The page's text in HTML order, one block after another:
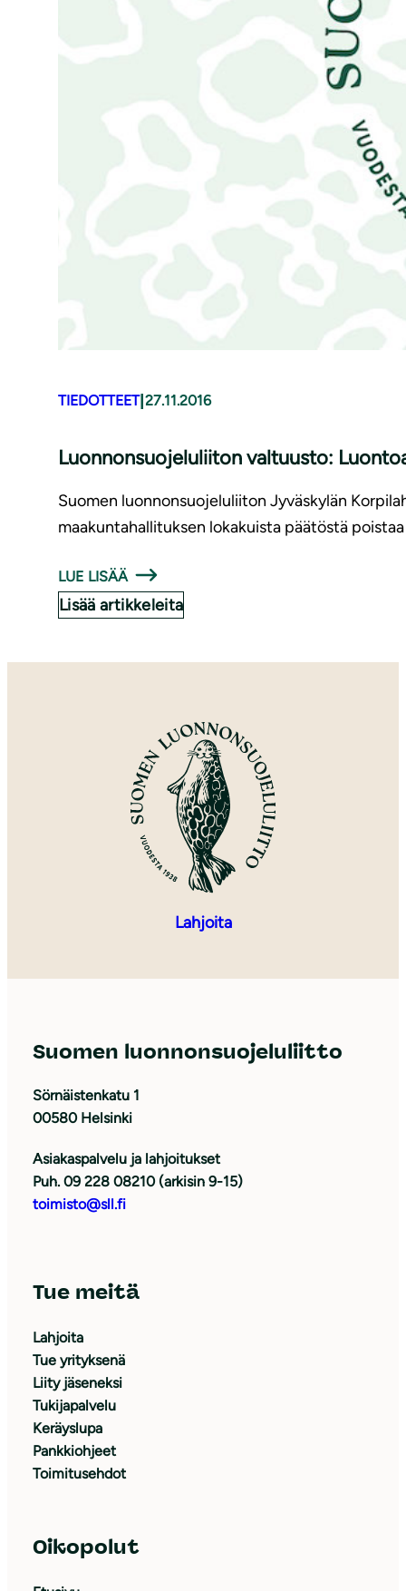
TIEDOTTEET|27.11.2016
Luon­non­suo­je­lu­lii­ton valtuusto:
Suomen luonnonsuojeluliiton Jyväskylän
maakuntahallituksen lokakuista päätöstä
LUE LISÄÄ
Lisää artikkeleita
Lahjoita
Suomen luonnonsuojeluliitto
Sörnäistenkatu 1
00580 Helsinki
Asiakaspalvelu ja lahjoitukset
Puh. 09 228 08210 (arkisin 9-15)
toimisto@sll.fi
Tue meitä
Lahjoita
Tue yrityksenä
Liity jäseneksi
Tukijapalvelu
Keräyslupa
Pankkiohjeet
Toimitusehdot
Oikopolut